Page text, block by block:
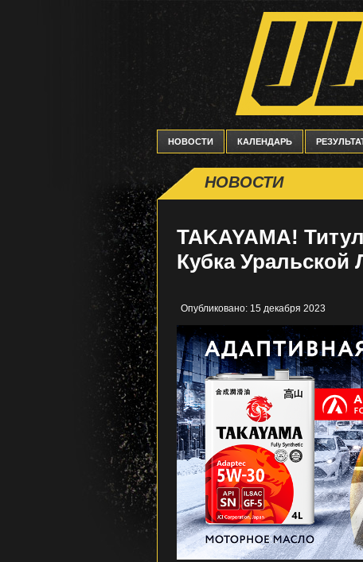
НОВОСТИ КАЛЕНДАРЬ
НОВОСТИ
TAKAYAMA!
Кубка Уральской
Опубликовано: 15 декабря 2023